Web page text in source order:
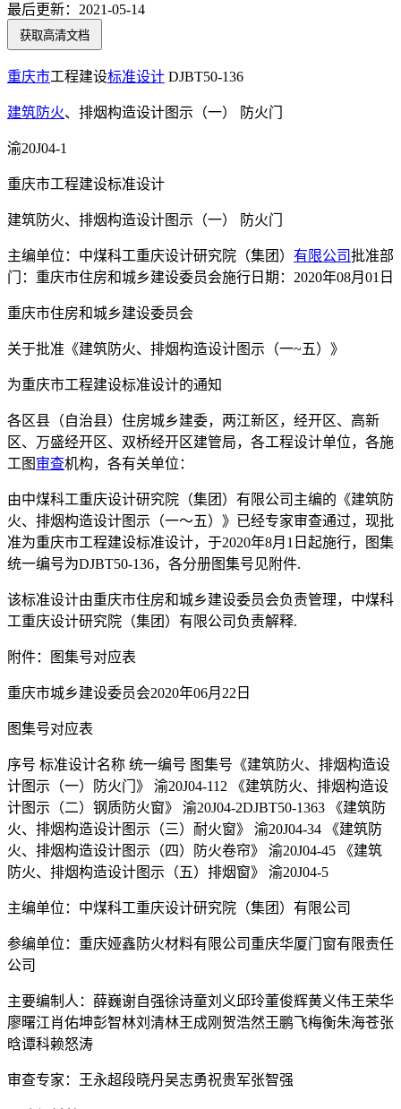
最后更新： 2021-05-14
获取高清文档
重庆市工程建设标准设计 DJBT50-136
建筑防火、排烟构造设计图示（一） 防火门
渝20J04-1
重庆市工程建设标准设计
建筑防火、排烟构造设计图示（一） 防火门
主编单位：中煤科工重庆设计研究院（集团） 有限公司批准部
门：重庆市住房和城乡建设委员会施行日期：2020年08月01日
重庆市住房和城乡建设委员会
关于批准《建筑防火、排烟构造设计图示（一~五）》
为重庆市工程建设标准设计的通知
各区县（自治县）住房城乡建委，两江新区，经开区、高新
区、万盛经开区、双桥经开区建管局，各工程设计单位，各施
工图 审查机构，各有关单位：
由中煤科工重庆设计研究院（集团）有限公司主编的《建筑防
火、排烟构造设计图示（一～五）》已经专家审查通过，现批
准为重庆市工程建设标准设计，于2020年8月1日起施行，图集
统一编号为DJBT50-136，各分册图集号见附件.
该标准设计由重庆市住房和城乡建设委员会负责管理，中煤科
工重庆设计研究院（集团）有限公司负责解释.
附件：图集号对应表
重庆市城乡建设委员会2020年06月22日
图集号对应表
序号 标准设计名称 统一编号 图集号《建筑防火、排烟构造设
计图示（一）防火门》 渝20J04-112 《建筑防火、排烟构造设
计图示（二）钢质防火窗》 渝20J04-2DJBT50-1363 《建筑防
火、排烟构造设计图示（三）耐火窗》 渝20J04-34 《建筑防
火、排烟构造设计图示（四）防火卷帘》 渝20J04-45 《建筑
防火、排烟构造设计图示（五）排烟窗》 渝20J04-5
主编单位：中煤科工重庆设计研究院（集团）有限公司
参编单位：重庆娅鑫防火材料有限公司重庆华厦门窗有限责任
公司
主要编制人：薛巍谢自强徐诗童刘义邱玲董俊辉黄义伟王荣华
廖曙江肖佑坤彭智林刘清林王成刚贺浩然王鹏飞梅衡朱海苍张
晗谭科赖怒涛
审查专家：王永超段晓丹吴志勇祝贵军张智强